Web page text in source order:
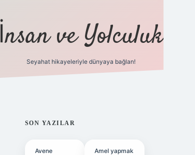
İnsan ve Yolculuk
Seyahat hikayeleriyle dünyaya bağlan!
SIDEBAR
SON YAZILAR
Avene
Amel yapmak